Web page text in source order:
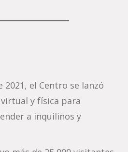
2021, el Centro se lanzó
y física para
a inquilinos y